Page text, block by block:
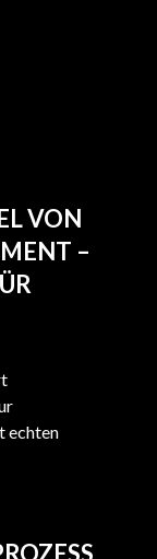
VON
–
echten